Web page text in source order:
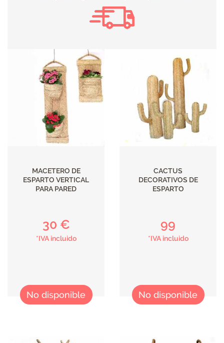
ILUMINACIÓN
MACETERO DE
ESPARTO VERTICAL
PARA PARED
30 €
*IVA incluido
No disponible
CACTUS
DECORATIVOS DE
ESPARTO
99
*IVA incluido
No disponible